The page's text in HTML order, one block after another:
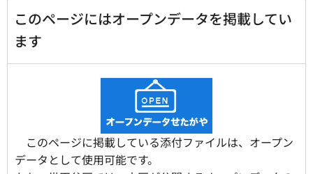
このページにはオープンデータを掲載してい
ます
このページに掲載している添付ファイルは、オープン
データとして使用可能です。